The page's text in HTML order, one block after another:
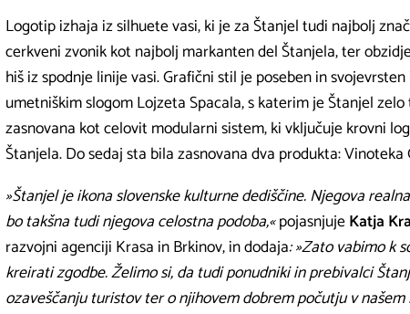
Logotip izhaja iz silhuete vasi, ki je za Štanjel tudi najbolj
cerkveni zvonik kot najbolj markanten del Štanjela, ter
hiš iz spodnje linije vasi. Grafični stil je poseben in
umetniškim slogom Lojzeta Spacala, s katerim je Štanjel
zasnovana kot celovit modularni sistem, ki vključuje krovni
Štanjela. Do sedaj sta bila zasnovana dva produkta:
»Štanjel je ikona slovenske kulturne dediščine. Njegova
bo takšna tudi njegova celostna podoba,«pojasnjujeKatja
razvojni agenciji Krasa in Brkinov, in dodaja: »Zato vabimo k
kreirati zgodbe. Želimo si, da tudi ponudniki in prebivalci
ozaveščanju turistov ter o njihovem dobrem počutju v našem